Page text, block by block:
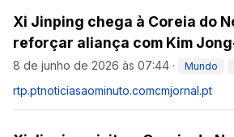
Xi Jinping chega à Coreia do
reforçar aliança com Kim
8 de junho de 2026 às 07:44 · Mundo
rtp.ptnoticiasaominuto.comcmjornal.pt